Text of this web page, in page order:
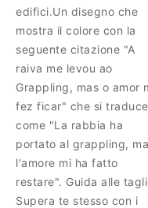
edifici.Un disegno che
mostra il colore con la
seguente citazione "A
raiva me levou ao
Grappling, mas o amor
fez ficar" che si traduce
come "La rabbia ha
portato al grappling, ma
l'amore mi ha fatto
restare". Guida alle
Supera te stesso con i